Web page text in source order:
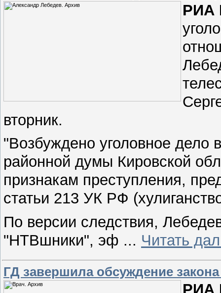
РИА
вторник.
"Возбуждено уголовное дело
районной думы Кировской
признакам преступления,
статьи 213 УК РФ
По версии следствия,
"НТВшники", эф ... Читать
ГД завершила обсуждение
РИА